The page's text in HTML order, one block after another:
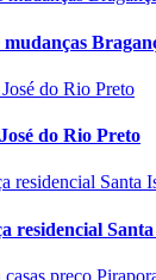
do Rio Preto
residencial